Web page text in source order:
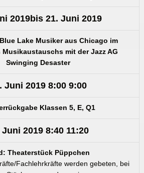
2019bis 21. Juni 2019
Lake Musiker aus Chicago im
Musikaustauschs mit der Jazz AG
Swinging Desaster
Juni 20198:00 9:00
Klassen 5, E, Q1
Juni 2019 8:40 11:20
Theaterstück Püppchen
Fachlehrkräfte werden gebeten, bei